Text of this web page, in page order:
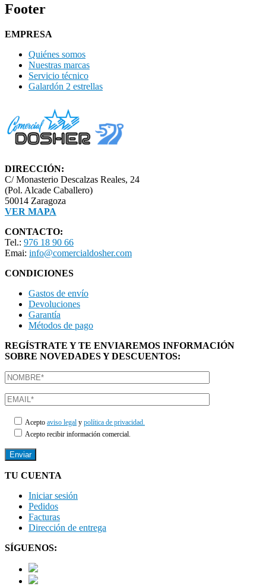
Footer
EMPRESA
Quiénes somos
Nuestras marcas
Servicio técnico
Galardón 2 estrellas
DIRECCIÓN:
C/ Monasterio Descalzas Reales, 24
(Pol. Alcade Caballero)
50014 Zaragoza
VER MAPA
CONTACTO:
Tel.: 976 18 90 66
Emai: info@comercialdosher.com
CONDICIONES
Gastos de envío
Devoluciones
Garantía
Métodos de pago
REGÍSTRATE Y TE ENVIAREMOS INFORMACIÓN
SOBRE NOVEDADES Y DESCUENTOS:
Acepto aviso legal y política de privacidad.
Acepto recibir información comercial.
TU CUENTA
Iniciar sesión
Pedidos
Facturas
Dirección de entrega
SÍGUENOS: